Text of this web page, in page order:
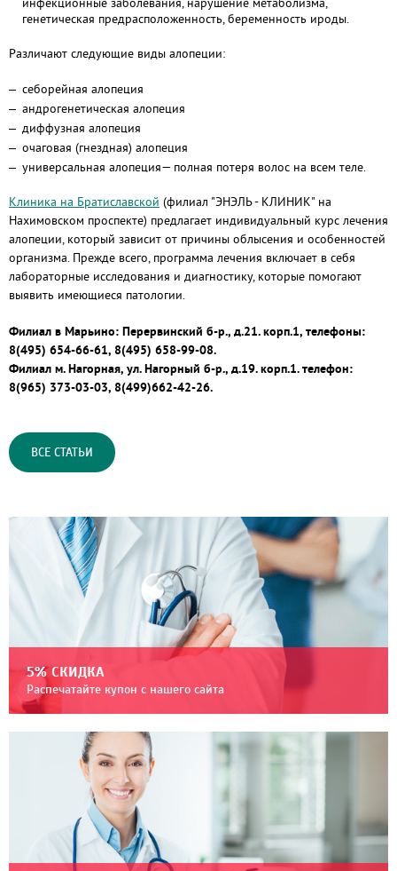
генетическая предрасположенность, беременность ироды.
Различают следующие виды алопеции:
себорейная алопеция
андрогенетическая алопеция
диффузная алопеция
очаговая (гнездная) алопеция
универсальная алопеция— полная потеря волос на всем теле.
Клиника на Братиславской (филиал "ЭНЭЛЬ - КЛИНИК" на
Нахимовском проспекте) предлагает индивидуальный курс лечения
алопеции, который зависит от причины облысения и особенностей
организма. Прежде всего, программа лечения включает в себя
лабораторные исследования и диагностику, которые помогают
выявить имеющиеся патологии.
Филиал в Марьино: Перервинский б-р., д.21. корп.1, телефоны:
8(495) 654-66-61, 8(495) 658-99-08.
Филиал м. Нагорная, ул. Нагорный б-р., д.19. корп.1. телефон:
8(965) 373-03-03, 8(499)662-42-26.
ВСЕ СТАТЬИ
5% СКИДКА
Распечатайте купон с нашего сайта